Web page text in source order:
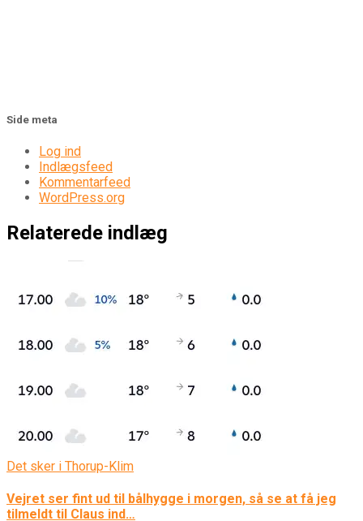
Side meta
Log ind
Indlægsfeed
Kommentarfeed
WordPress.org
Relaterede indlæg
Det sker i Thorup-Klim
Vejret ser fint ud til bålhygge i morgen, så se at få jeg
tilmeldt til Claus ind…